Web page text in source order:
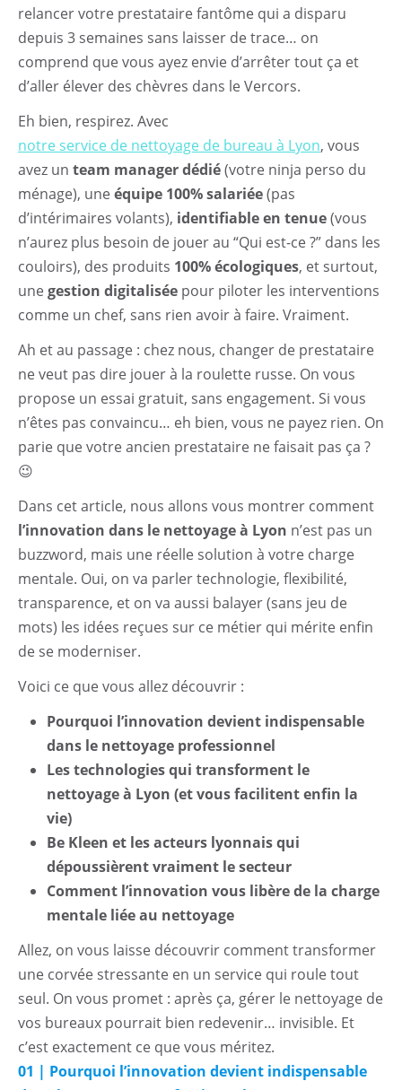
relancer votre prestataire fantôme qui a disparu
depuis 3 semaines sans laisser de trace… on
comprend que vous ayez envie d’arrêter tout ça et
d’aller élever des chèvres dans le Vercors.
Eh bien, respirez. Avec
notre service de nettoyage de bureau à Lyon, vous
avez un team manager dédié(votre ninja perso du
ménage), une équipe 100% salariée(pas
d’intérimaires volants), identifiable en tenue(vous
n’aurez plus besoin de jouer au “Qui est-ce ?” dans les
couloirs), des produits 100% écologiques, et surtout,
une gestion digitalisée pour piloter les interventions
comme un chef, sans rien avoir à faire. Vraiment.
Ah et au passage : chez nous, changer de prestataire
ne veut pas dire jouer à la roulette russe. On vous
propose un essai gratuit, sans engagement. Si vous
n’êtes pas convaincu… eh bien, vous ne payez rien. On
parie que votre ancien prestataire ne faisait pas ça ?
😉
Dans cet article, nous allons vous montrer comment
l’innovation dans le nettoyage à Lyon n’est pas un
buzzword, mais une réelle solution à votre charge
mentale. Oui, on va parler technologie, flexibilité,
transparence, et on va aussi balayer (sans jeu de
mots) les idées reçues sur ce métier qui mérite enfin
de se moderniser.
Voici ce que vous allez découvrir :
Pourquoi l’innovation devient indispensable
dans le nettoyage professionnel
Les technologies qui transforment le
nettoyage à Lyon (et vous facilitent enfin la
vie)
Be Kleen et les acteurs lyonnais qui
dépoussièrent vraiment le secteur
Comment l’innovation vous libère de la charge
mentale liée au nettoyage
Allez, on vous laisse découvrir comment transformer
une corvée stressante en un service qui roule tout
seul. On vous promet : après ça, gérer le nettoyage de
vos bureaux pourrait bien redevenir… invisible. Et
c’est exactement ce que vous méritez.
01 | Pourquoi l’innovation devient indispensable